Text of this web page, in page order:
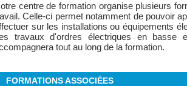
centre de formation organise plusieurs
Celle-ci permet notamment de pouvoir
sur les installations ou équipements
travaux d'ordres électriques en basse
tout au long de la formation.
FORMATIONS ASSOCIÉES